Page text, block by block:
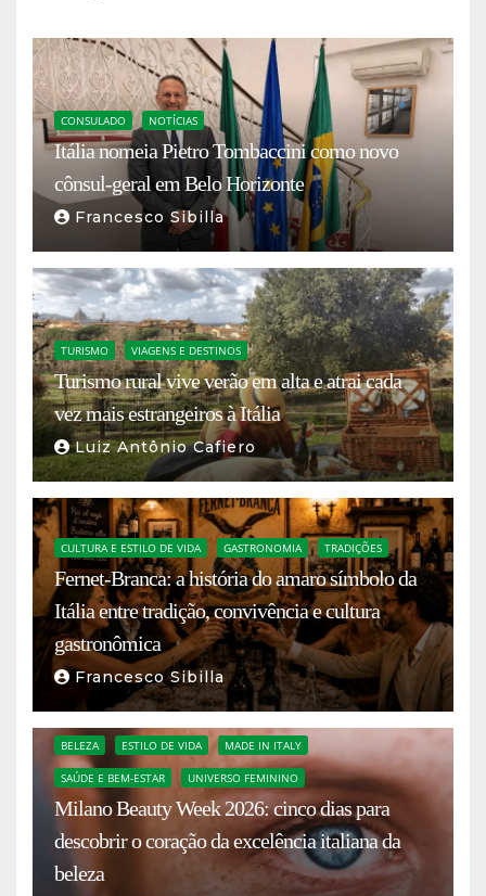
CONSULADO NOTÍCIAS
Itália nomeia Pietro Tombaccini como novo
cônsul-geral em Belo Horizonte
Francesco Sibilla
TURISMO VIAGENS E DESTINOS
Turismo rural vive verão em alta e atrai cada
vez mais estrangeiros à Itália
Luiz Antônio Cafiero
CULTURA E ESTILO DE VIDA GASTRONOMIA TRADIÇÕES
Fernet-Branca: a história do amaro símbolo da
Itália entre tradição, convivência e cultura
gastronômica
Francesco Sibilla
BELEZA ESTILO DE VIDA MADE IN ITALY
SAÚDE E BEM-ESTAR UNIVERSO FEMININO
Milano Beauty Week 2026: cinco dias para
descobrir o coração da excelência italiana da
beleza